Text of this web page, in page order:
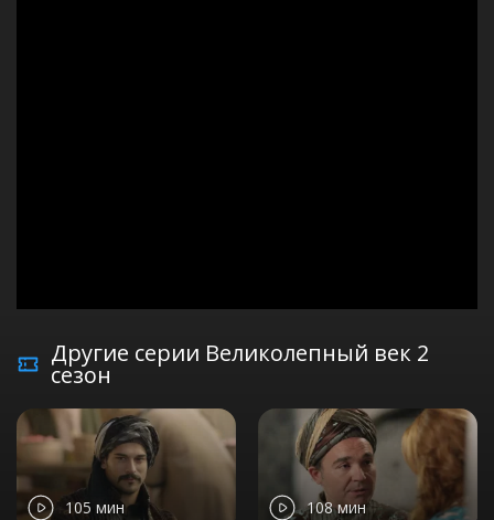
Другие серии Великолепный век 2
сезон
105 мин 108 мин